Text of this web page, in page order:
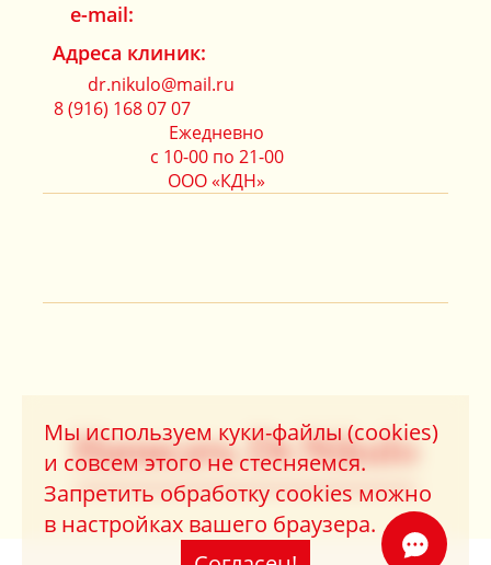
Мы используем куки-файлы (cookies)
и совсем этого не стесняемся.
Запретить обработку cookies можно
в настройках вашего браузера.
e-mail:
Адреса клиник:
dr.nikulo@mail.ru
8 (916) 168 07 07
Ежедневно
с 10-00 по 21-00
ООО «КДН»
Написать Dr.Nikulo